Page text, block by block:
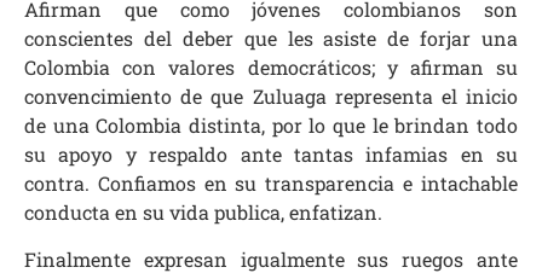
Afirman que como jóvenes colombianos son
conscientes del deber que les asiste de forjar una
Colombia con valores democráticos; y afirman su
convencimiento de que Zuluaga representa el inicio
de una Colombia distinta, por lo que le brindan todo
su apoyo y respaldo ante tantas infamias en su
contra. Confiamos en su transparencia e intachable
conducta en su vida publica, enfatizan.
Finalmente expresan igualmente sus ruegos ante